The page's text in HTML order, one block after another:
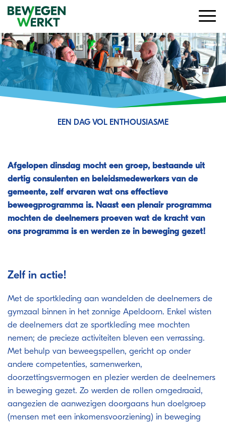
EEN DAG VOL ENTHOUSIASME
Afgelopen dinsdag mocht een groep, bestaande uit
dertig consulenten en beleidsmedewerkers van de
gemeente, zelf ervaren wat ons effectieve
beweegprogramma is. Naast een plenair programma
mochten de deelnemers proeven wat de kracht van
ons programma is en werden ze in beweging gezet!
Zelf in actie!
Met de sportkleding aan wandelden de deelnemers de
gymzaal binnen in het zonnige Apeldoorn. Enkel wisten
de deelnemers dat ze sportkleding mee mochten
nemen; de precieze activiteiten bleven een verrassing.
Met behulp van beweegspellen, gericht op onder
andere competenties, samenwerken,
doorzettingsvermogen en plezier werden de deelnemers
in beweging gezet. Zo werden de rollen omgedraaid,
aangezien de aanwezigen doorgaans hun doelgroep
(mensen met een inkomensvoorziening) in beweging